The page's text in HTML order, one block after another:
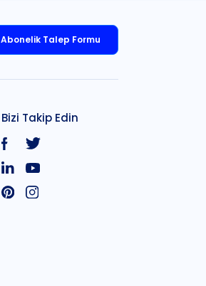
Abonelik Talep Formu
Bizi Takip Edin